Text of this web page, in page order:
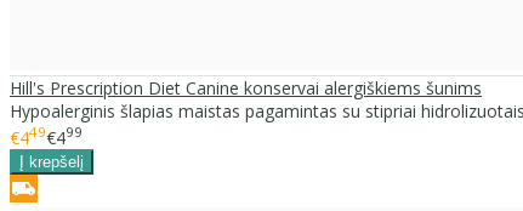
Hill's Prescription Diet Canine konservai alergiškiems šunims
Hypoalerginis šlapias maistas pagamintas su stipriai
€449€499